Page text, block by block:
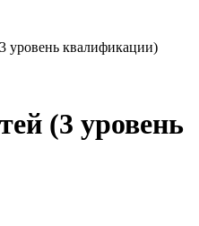
уровень квалификации)
(3 уровень